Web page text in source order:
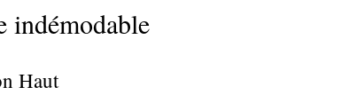
indémodable
Haut